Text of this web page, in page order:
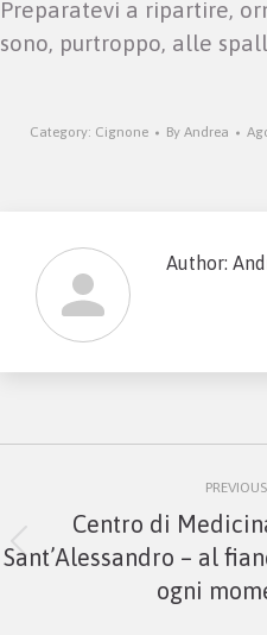
Preparatevi a ripartire,
sono, purtroppo, alle
Category: Cignone By Andrea
Author:
navigation
PREVIOUS
Centro di
Sant’Alessandro – al
ogni